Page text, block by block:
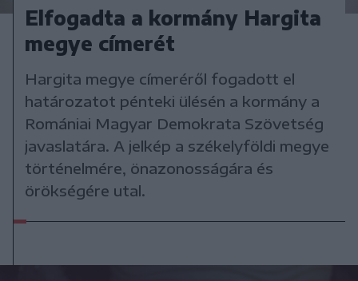
Elfogadta a kormány Hargita
megye címerét
Hargita megye címeréről fogadott el
határozatot pénteki ülésén a kormány a
Romániai Magyar Demokrata Szövetség
javaslatára. A jelkép a székelyföldi megye
történelmére, önazonosságára és
örökségére utal.